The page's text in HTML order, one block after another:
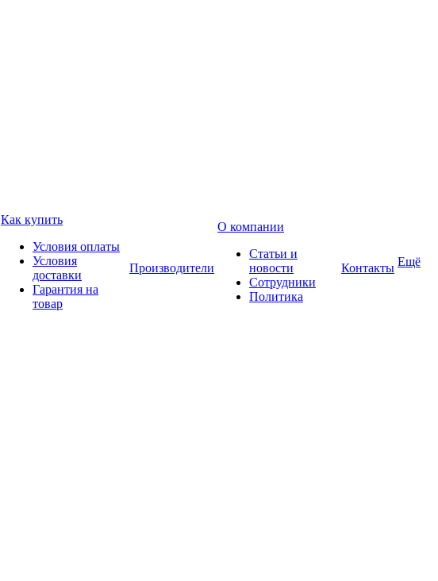
Как купить
Условия оплаты
Условия
доставки
Гарантия на
товар
Производители
О компании
Статьи и
новости
Сотрудники
Политика
Контакты Ещё